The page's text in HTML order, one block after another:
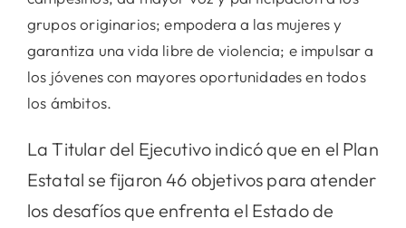
grupos originarios; empodera a las mujeres y
garantiza una vida libre de violencia; e impulsar a
los jóvenes con mayores oportunidades en todos
los ámbitos.
La Titular del Ejecutivo indicó que en el Plan
Estatal se fijaron 46 objetivos para atender
los desafíos que enfrenta el Estado de